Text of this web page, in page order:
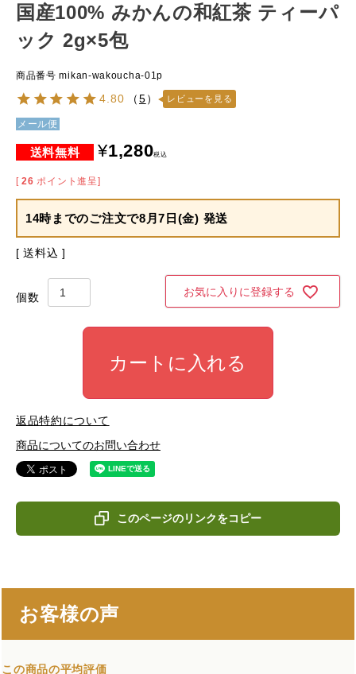
国産100% みかんの和紅茶 ティーパ
ック 2g×5包
商品番号 mikan-wakoucha-01p
4.80 （5） レビューを見る
メール便
¥1,280税込
[ 26 ポイント進呈]
14時までのご注文で8月7日(金) 発送
送料込
お気に入りに登録する
カートに入れる
返品特約について
商品についてのお問い合わせ
このページのリンクをコピー
お客様の声